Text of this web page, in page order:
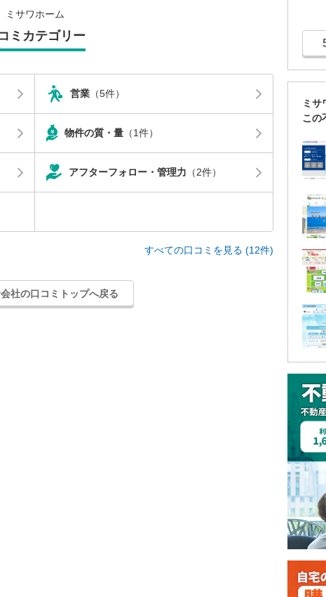
ミサワホーム
ミカテゴリー
営業 （5件）
物件の質・量 （1件）
アフターフォロー・管理力 （2件）
すべての口コミを見る (12件)
社の口コミトップへ戻る
ミサ
この